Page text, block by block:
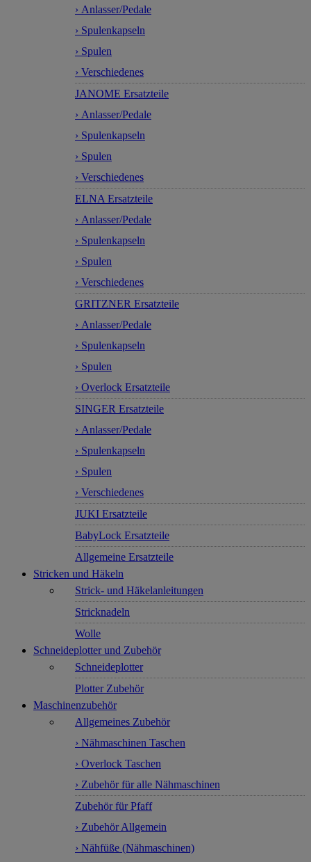
› Anlasser/Pedale
› Spulenkapseln
› Spulen
› Verschiedenes
JANOME Ersatzteile
› Anlasser/Pedale
› Spulenkapseln
› Spulen
› Verschiedenes
ELNA Ersatzteile
› Anlasser/Pedale
› Spulenkapseln
› Spulen
› Verschiedenes
GRITZNER Ersatzteile
› Anlasser/Pedale
› Spulenkapseln
› Spulen
› Overlock Ersatzteile
SINGER Ersatzteile
› Anlasser/Pedale
› Spulenkapseln
› Spulen
› Verschiedenes
JUKI Ersatzteile
BabyLock Ersatzteile
Allgemeine Ersatzteile
Stricken und Häkeln
Strick- und Häkelanleitungen
Stricknadeln
Wolle
Schneideplotter und Zubehör
Schneideplotter
Plotter Zubehör
Maschinenzubehör
Allgemeines Zubehör
› Nähmaschinen Taschen
› Overlock Taschen
› Zubehör für alle Nähmaschinen
Zubehör für Pfaff
› Zubehör Allgemein
› Nähfüße (Nähmaschinen)